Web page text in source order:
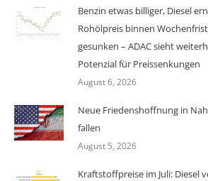
Benzin etwas billiger, Diesel
Rohölpreis binnen
gesunken – ADAC sieht
Potenzial für Preissenkungen
August 6, 2026
Neue Friedenshoffnung in
fallen
August 5, 2026
Kraftstoffpreise im Juli: Diesel